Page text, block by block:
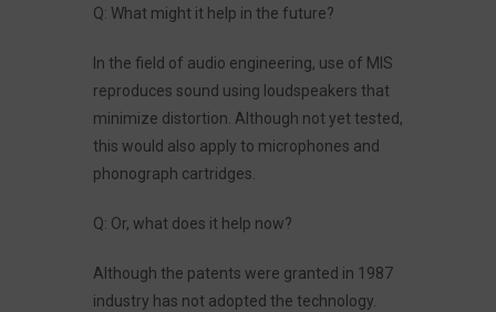
Q: What might it help in the future?
In the field of audio engineering, use of MIS
reproduces sound using loudspeakers that
minimize distortion. Although not yet tested,
this would also apply to microphones and
phonograph cartridges.
Q: Or, what does it help now?
Although the patents were granted in 1987
industry has not adopted the technology.